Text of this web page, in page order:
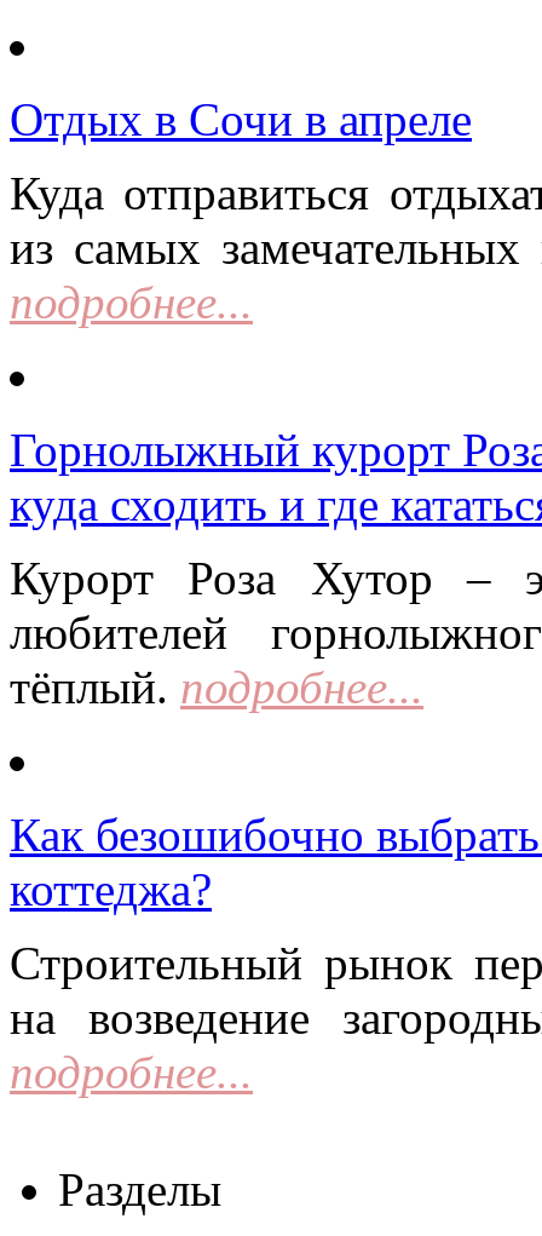
Отдых в Сочи в апреле
Куда отправиться
из самых замечательных
подробнее...
Горнолыжный курорт
куда сходить и где
Курорт Роза Хутор –
любителей
тёплый. подробнее...
Как безошибочно
коттеджа?
Строительный рынок
на возведение
подробнее...
Разделы